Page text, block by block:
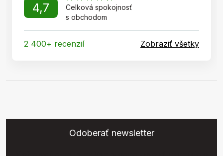
4,7
Celková spokojnosť
s obchodom
2 400+ recenzií Zobraziť všetky
Odoberať newsletter